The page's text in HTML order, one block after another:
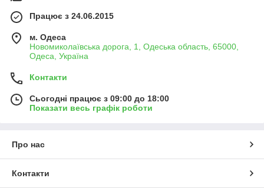
Працює з 24.06.2015
м. Одеса
Новомиколаївська дорога, 1, Одеська область, 65000,
Одеса, Україна
Контакти
Сьогодні працює з 09:00 до 18:00
Показати весь графік роботи
Про нас
Контакти